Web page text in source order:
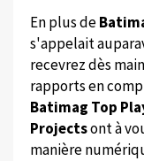
En plus de
s'appelait
recevrez dès
rapports en
Batimag Top
Projectsont à
manière